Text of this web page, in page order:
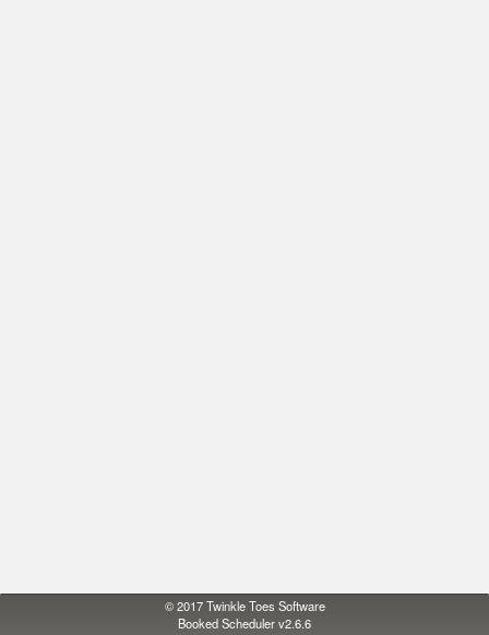
© 2017Twinkle Toes Software
Booked Scheduler v2.6.6